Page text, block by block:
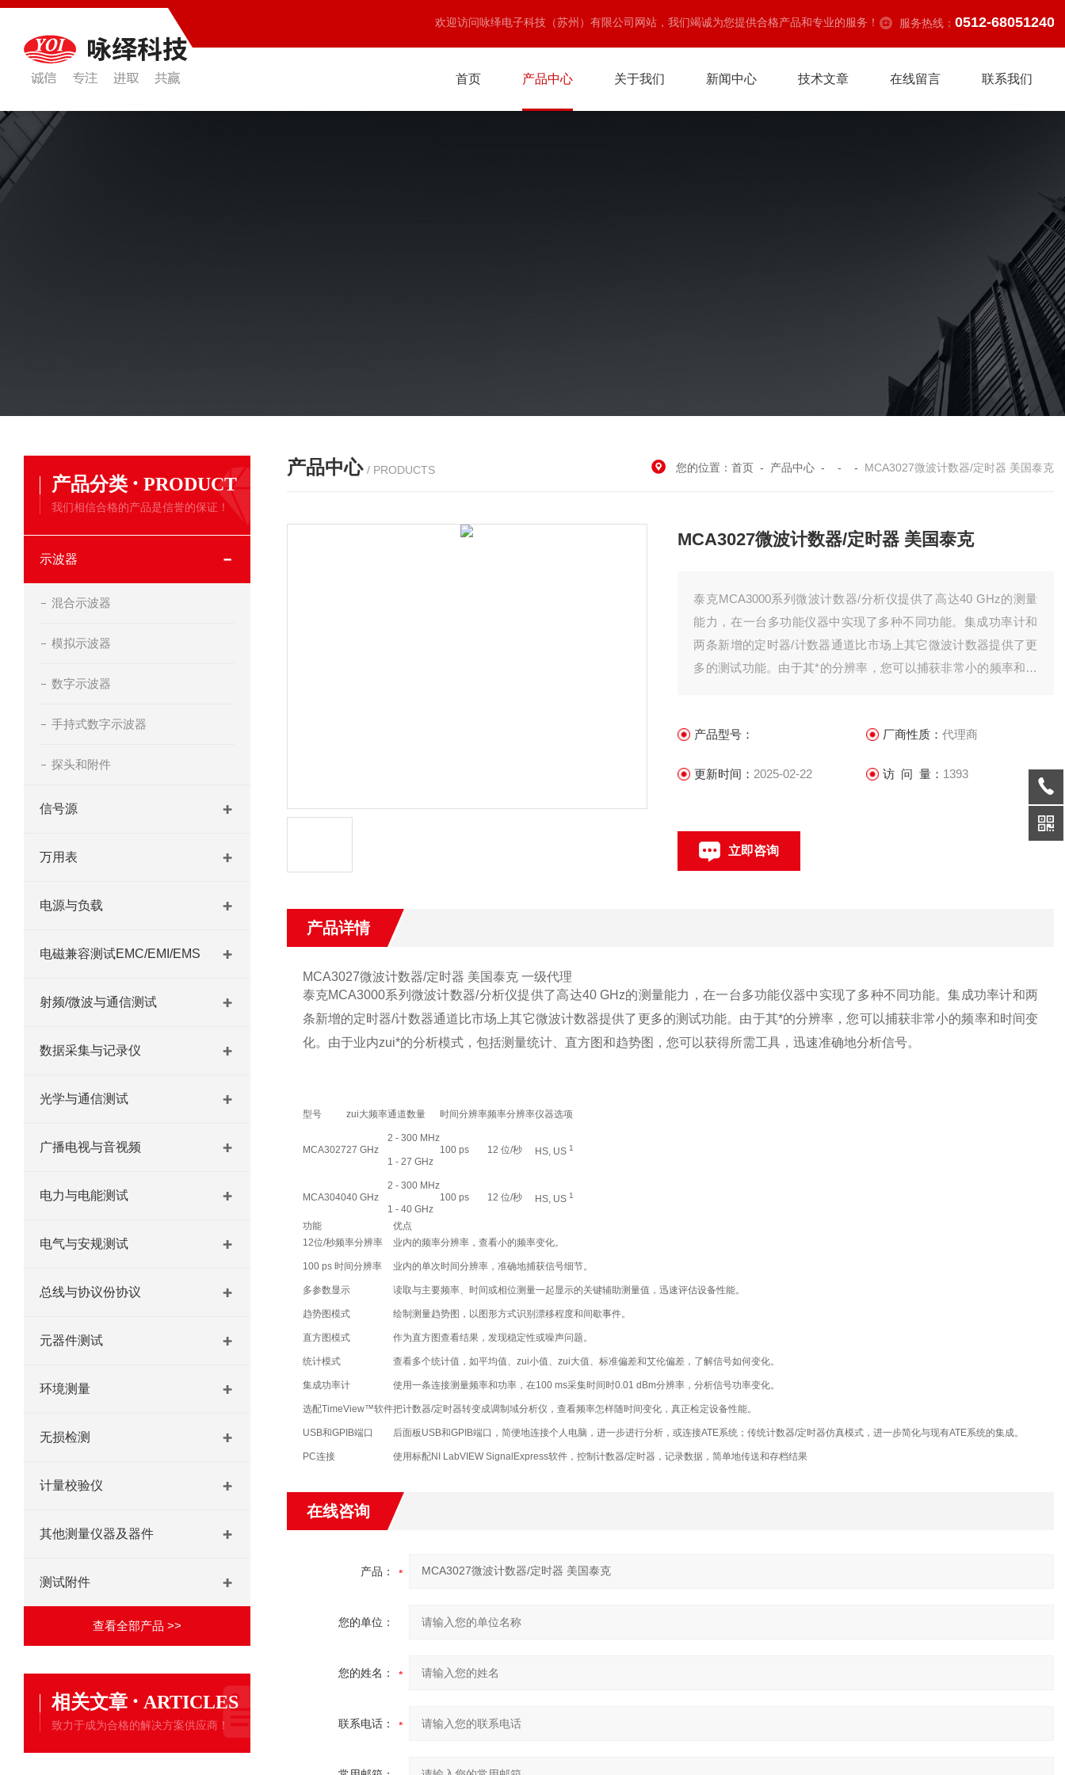
欢迎访问咏绎电子科技（苏州）有限公司网站，我们竭诚为您提供合格产品和专业的服务！ 服务热线： 0512-68051240
首页 产品中心 关于我们 新闻中心 技术文章 在线留言 联系我们
产品分类 · PRODUCT
我们相信合格的产品是信誉的保证！
示波器
混合示波器
模拟示波器
数字示波器
手持式数字示波器
探头和附件
信号源
万用表
电源与负载
电磁兼容测试EMC/EMI/EMS
射频/微波与通信测试
数据采集与记录仪
光学与通信测试
广播电视与音视频
电力与电能测试
电气与安规测试
总线与协议份协议
元器件测试
环境测量
无损检测
计量校验仪
其他测量仪器及器件
测试附件
查看全部产品 >>
相关文章 · ARTICLES
致力于成为合格的解决方案供应商！
产品中心 / PRODUCTS 您的位置： 首页 - 产品中心 - - - MCA3027微波计数器/定时器 美国泰克
MCA3027微波计数器/定时器 美国泰克
泰克MCA3000系列微波计数器/分析仪提供了高达40 GHz的测量
能力，在一台多功能仪器中实现了多种不同功能。集成功率计和
两条新增的定时器/计数器通道比市场上其它微波计数器提供了更
多的测试功能。由于其*的分辨率，您可以捕获非常小的频率和时
产品型号：
厂商性质： 代理商
更新时间： 2025-02-22 访 问 量： 1393
立即咨询
产品详情
MCA3027微波计数器/定时器 美国泰克 一级代理
泰克MCA3000系列微波计数器/分析仪提供了高达40 GHz的测量能力，在一台多功能仪器中实现了多种不同功能。集成功率计和两
条新增的定时器/计数器通道比市场上其它微波计数器提供了更多的测试功能。由于其*的分辨率，您可以捕获非常小的频率和时间变
化。由于业内zui*的分析模式，包括测量统计、直方图和趋势图，您可以获得所需工具，迅速准确地分析信号。
型号 zui大频率通道数量 时间分辨率频率分辨率仪器选项
MCA302727 GHz
2 - 300 MHz
1 - 27 GHz
100 ps 12 位/秒 HS, US 1
MCA304040 GHz
2 - 300 MHz
1 - 40 GHz
100 ps 12 位/秒 HS, US 1
功能
优点
12位/秒频率分辨率
业内的频率分辨率，查看小的频率变化。
100 ps 时间分辨率 业内的单次时间分辨率，准确地捕获信号细节。
多参数显示 读取与主要频率、时间或相位测量一起显示的关键辅助测量值，迅速评估设备性能。
趋势图模式 绘制测量趋势图，以图形方式识别漂移程度和间歇事件。
直方图模式 作为直方图查看结果，发现稳定性或噪声问题。
统计模式 查看多个统计值，如平均值、zui小值、zui大值、标准偏差和艾伦偏差，了解信号如何变化。
集成功率计 使用一条连接测量频率和功率，在100 ms采集时间时0.01 dBm分辨率，分析信号功率变化。
选配TimeView™软件把计数器/定时器转变成调制域分析仪，查看频率怎样随时间变化，真正检定设备性能。
USB和GPIB端口 后面板USB和GPIB端口，简便地连接个人电脑，进一步进行分析，或连接ATE系统；传统计数器/定时器仿真模式，进一步简化与现有ATE系统的集成。
PC连接 使用标配NI LabVIEW SignalExpress软件，控制计数器/定时器，记录数据，简单地传送和存档结果
在线咨询
产品：
您的单位：
您的姓名：
联系电话：